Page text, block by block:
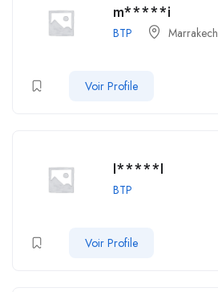
m*****i
BTP Marrakech
Voir Profile
I*****I
BTP
Voir Profile